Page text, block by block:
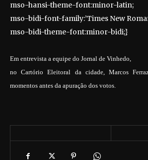
mso-hansi-theme-font:minor-latin;
mso-bidi-font-family:’Times New
mso-bidi-theme-font:minor-bidi;}
Em entrevista a equipe do Jornal de Vinhedo,
no Cartório Eleitoral da cidade, Marcos
momentos antes da apuração dos votos.